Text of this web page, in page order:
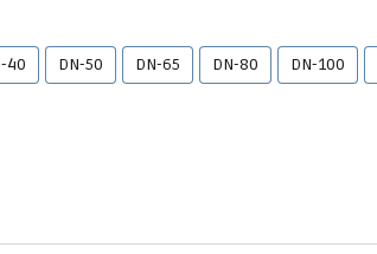
40 DN-50 DN-65 DN-80 DN-100